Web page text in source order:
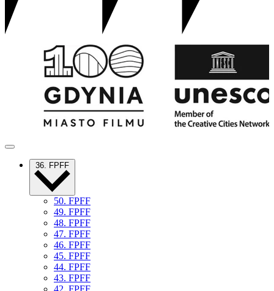
36. FPFF
50. FPFF
49. FPFF
48. FPFF
47. FPFF
46. FPFF
45. FPFF
44. FPFF
43. FPFF
42. FPFF